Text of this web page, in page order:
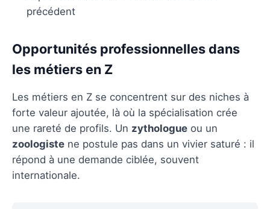
précédent
Opportunités professionnelles dans
les métiers en Z
Les métiers en Z se concentrent sur des niches à
forte valeur ajoutée, là où la spécialisation crée
une rareté de profils. Un zythologue ou un
zoologiste ne postule pas dans un vivier saturé : il
répond à une demande ciblée, souvent
internationale.